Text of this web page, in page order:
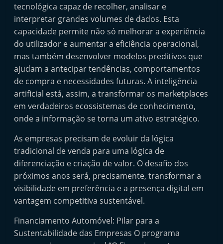
tecnológica capaz de recolher, analisar e
interpretar grandes volumes de dados. Esta
capacidade permite não só melhorar a experiência
do utilizador e aumentar a eficiência operacional,
mas também desenvolver modelos preditivos que
ajudam a antecipar tendências, comportamentos
de compra e necessidades futuras. A inteligência
artificial está, assim, a transformar os marketplaces
em verdadeiros ecossistemas de conhecimento,
onde a informação se torna um ativo estratégico.
As empresas precisam de evoluir da lógica
tradicional de venda para uma lógica de
diferenciação e criação de valor. O desafio dos
próximos anos será, precisamente, transformar a
visibilidade em preferência e a presença digital em
vantagem competitiva sustentável.
Financiamento Automóvel: Pilar para a
Sustentabilidade das Empresas O programa